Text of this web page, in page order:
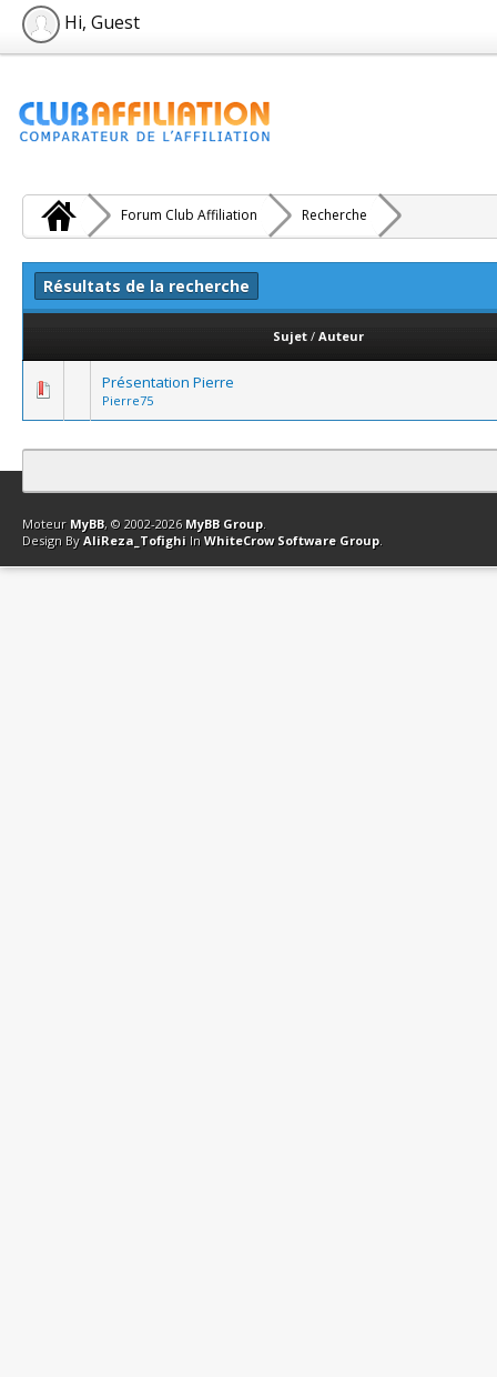
Hi, Guest
Forum Club Affiliation Recherche
Résultats de la recherche
Sujet / Auteur
Présentation Pierre
Pierre75
Contact Club Affiliation Retourner en haut Version bas-débit
Moteur MyBB, © 2002-2026 MyBB Group.
Design By AliReza_Tofighi In WhiteCrow Software Group.